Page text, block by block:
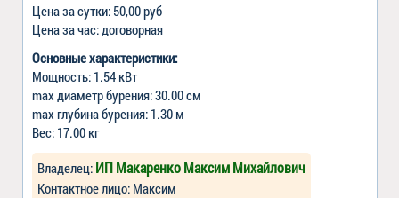
Цена за сутки: 50,00 руб
Цена за час: договорная
Основные характеристики:
Мощность: 1.54 кВт
max диаметр бурения: 30.00 см
max глубина бурения: 1.30 м
Вес: 17.00 кг
Владелец: ИП Макаренко Максим Михайлович
Контактное лицо: Максим